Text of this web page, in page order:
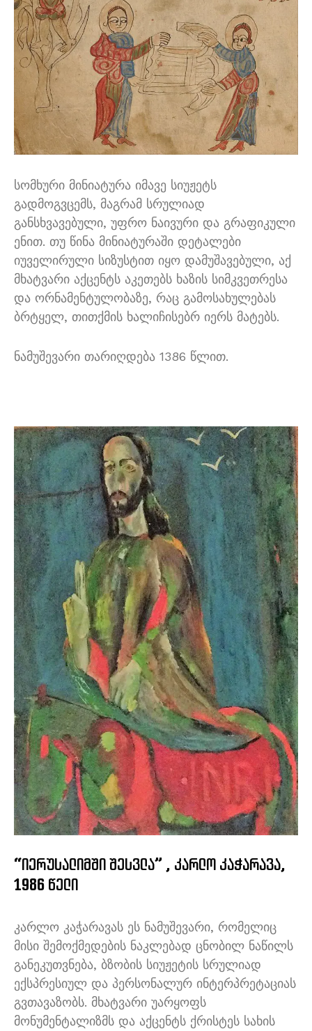
სომხური მინიატურა იმავე სიუჟეტს
გადმოგვცემს, მაგრამ სრულიად
განსხვავებული, უფრო ნაივური და გრაფიკული
ენით. თუ წინა მინიატურაში დეტალები
იუველირული სიზუსტით იყო დამუშავებული, აქ
მხატვარი აქცენტს აკეთებს ხაზის სიმკვეთრესა
და ორნამენტულობაზე, რაც გამოსახულებას
ბრტყელ, თითქმის ხალიჩისებრ იერს მატებს.
ნამუშევარი თარიღდება 1386 წლით.
“იერუსალიმში შესვლა” , კარლო კაჭარავა,
1986 წელი
კარლო კაჭარავას ეს ნამუშევარი, რომელიც
მისი შემოქმედების ნაკლებად ცნობილ ნაწილს
განეკუთვნება, ბზობის სიუჟეტის სრულიად
ექსპრესიულ და პერსონალურ ინტერპრეტაციას
გვთავაზობს. მხატვარი უარყოფს
მონუმენტალიზმს და აქცენტს ქრისტეს სახის